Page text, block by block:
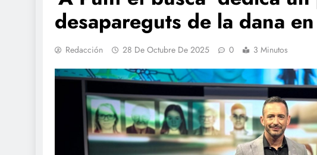
desapareguts de la dana
Redacción 28 De Octubre De 2025 0 3 Minutos